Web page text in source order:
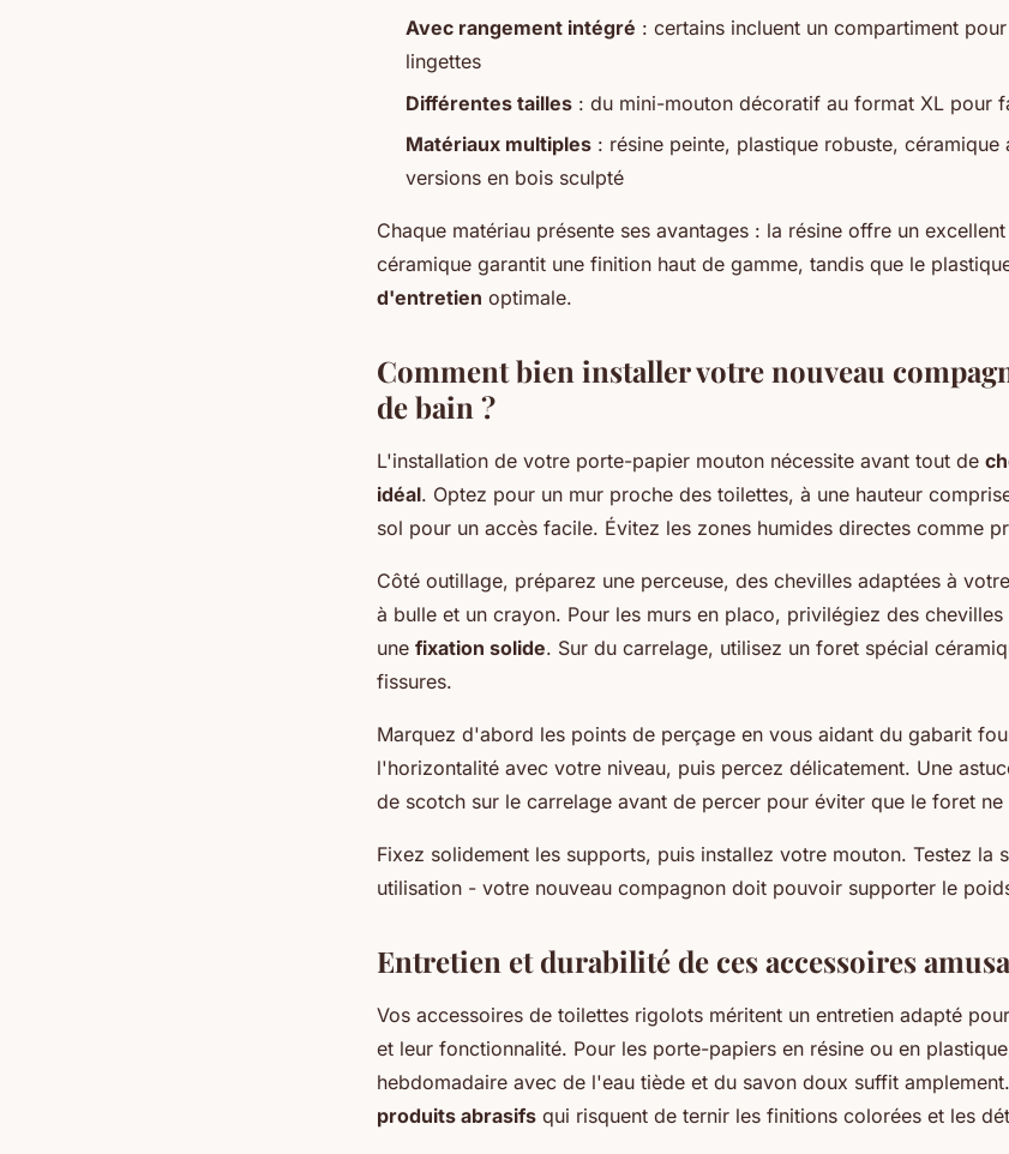
Avec rangement intégré : certains incluent un compartiment
lingettes
Différentes tailles : du mini-mouton décoratif au format XL pour
Matériaux multiples : résine peinte, plastique robuste, céramique
versions en bois sculpté
Chaque matériau présente ses avantages : la résine offre un
céramique garantit une finition haut de gamme, tandis que le
d'entretien optimale.
Comment bien installer votre nouveau
de bain ?
L'installation de votre porte-papier mouton nécessite avant tout de
idéal. Optez pour un mur proche des toilettes, à une hauteur
sol pour un accès facile. Évitez les zones humides directes comme
Côté outillage, préparez une perceuse, des chevilles adaptées à
à bulle et un crayon. Pour les murs en placo, privilégiez des
une fixation solide. Sur du carrelage, utilisez un foret spécial
fissures.
Marquez d'abord les points de perçage en vous aidant du gabarit
l'horizontalité avec votre niveau, puis percez délicatement. Une
de scotch sur le carrelage avant de percer pour éviter que le foret ne
Fixez solidement les supports, puis installez votre mouton. Testez la
utilisation - votre nouveau compagnon doit pouvoir supporter le
Entretien et durabilité de ces accessoires
Vos accessoires de toilettes rigolots méritent un entretien adapté
et leur fonctionnalité. Pour les porte-papiers en résine ou en
hebdomadaire avec de l'eau tiède et du savon doux suffit
produits abrasifs qui risquent de ternir les finitions colorées et les